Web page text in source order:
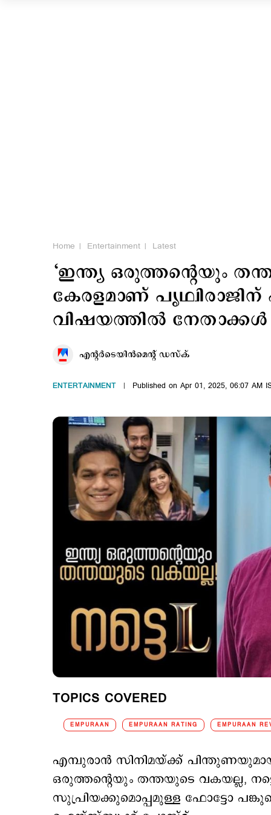
Home Entertainment Latest
‘ഇന്ത്യ ഒരുത്തന്‍റെയും
കേരളമാണ്
വിഷയത്തില്‍ നേതാക്കള്‍
എന്‍റര്‍ടെയിന്‍മെന്‍റ് ഡസ്ക്
ENTERTAINMENT Published on Apr 01, 2025, 06:07 AM
TOPICS COVERED
EMPURAAN EMPURAAN RATING EMPURAAN
എമ്പുരാന്‍ സിനിമയ്ക്ക്
ഒരുത്തന്‍റെയും തന്തയുടെ വകയല്ല,
സുപ്രിയക്കുമൊപ്പമുള്ള ഫോട്ടോ